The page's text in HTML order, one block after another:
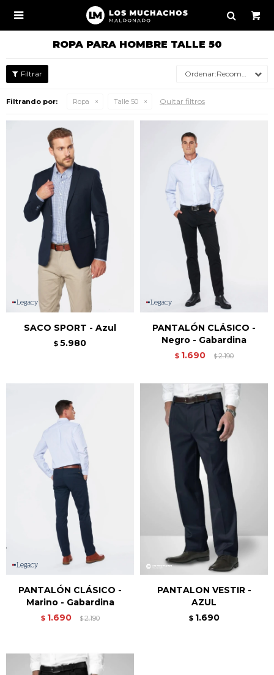

ROPA PARA HOMBRE TALLE 50
Recomendados
Filtrando por: Ropa Talle 50 Quitar filtros
SACO SPORT - Azul
$ 5.980
PANTALÓN CLÁSICO -
Negro - Gabardina
$ 1.690 $2.190
PANTALÓN CLÁSICO -
Marino - Gabardina
$ 1.690 $2.190
PANTALON VESTIR -
AZUL
$ 1.690